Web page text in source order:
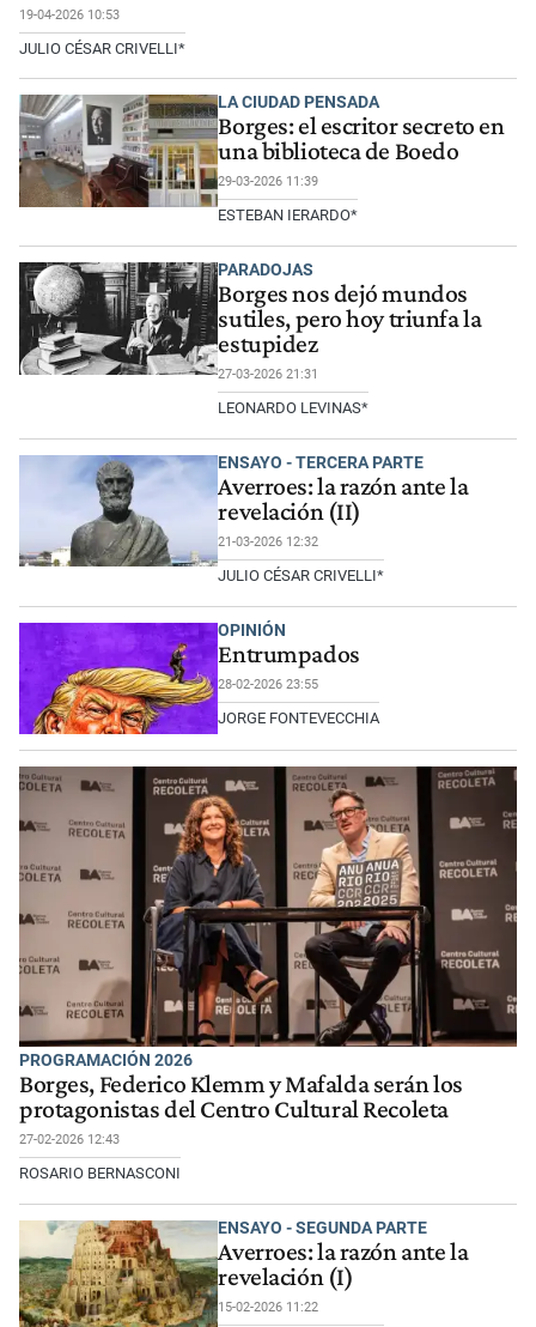
19-04-2026 10:53
JULIO CÉSAR CRIVELLI*
LA CIUDAD PENSADA
Borges: el escritor secreto en
una biblioteca de Boedo
29-03-2026 11:39
ESTEBAN IERARDO*
PARADOJAS
Borges nos dejó mundos
sutiles, pero hoy triunfa la
estupidez
27-03-2026 21:31
LEONARDO LEVINAS*
ENSAYO - TERCERA PARTE
Averroes: la razón ante la
revelación (II)
21-03-2026 12:32
JULIO CÉSAR CRIVELLI*
OPINIÓN
Entrumpados
28-02-2026 23:55
JORGE FONTEVECCHIA
PROGRAMACIÓN 2026
Borges, Federico Klemm y Mafalda serán los
protagonistas del Centro Cultural Recoleta
27-02-2026 12:43
ROSARIO BERNASCONI
ENSAYO - SEGUNDA PARTE
Averroes: la razón ante la
revelación (I)
15-02-2026 11:22